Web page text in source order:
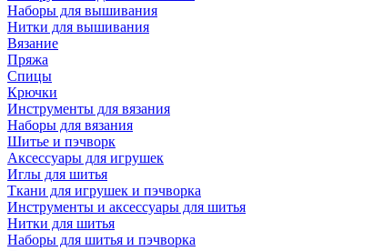
Наборы для вышивания
Нитки для вышивания
Вязание
Пряжа
Спицы
Крючки
Инструменты для вязания
Наборы для вязания
Шитье и пэчворк
Аксессуары для игрушек
Иглы для шитья
Ткани для игрушек и пэчворка
Инструменты и аксессуары для шитья
Нитки для шитья
Наборы для шитья и пэчворка